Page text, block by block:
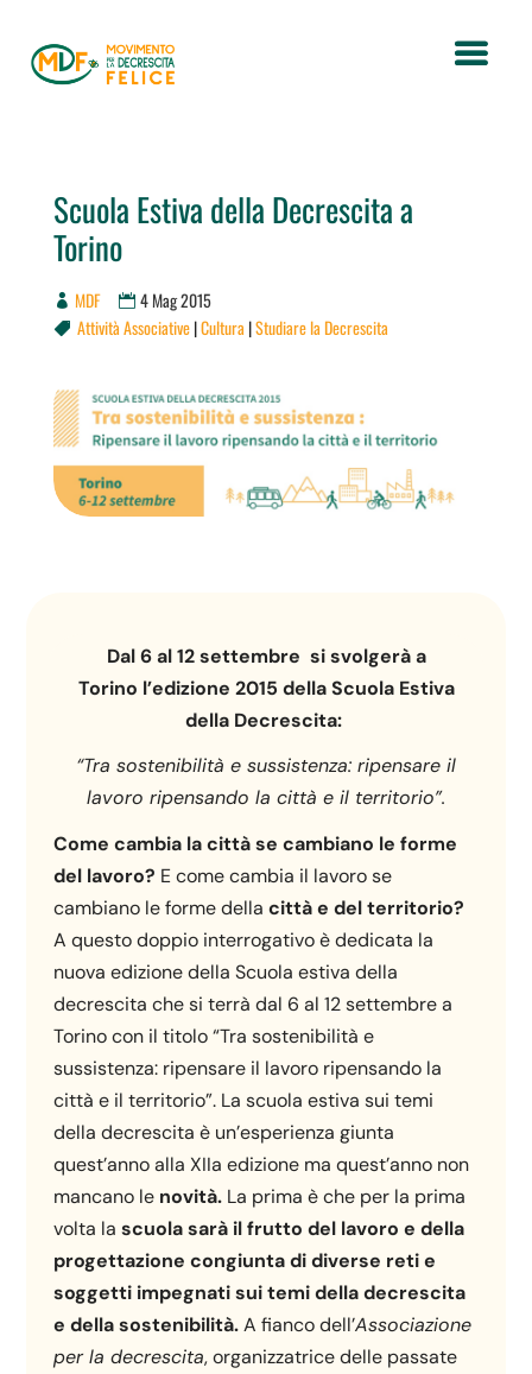
Scuola Estiva della Decrescita a
Torino
MDF 4 Mag 2015
 Attività Associative|Cultura |Studiare la Decrescita
Dal 6 al 12 settembre si svolgerà a
Torino l’edizione 2015 della Scuola Estiva
della Decrescita:
“Tra sostenibilità e sussistenza: ripensare il
lavoro ripensando la città e il territorio”.
Come cambia la città se cambiano le forme
del lavoro? E come cambia il lavoro se
cambiano le forme dellacittà e del territorio?
A questo doppio interrogativo è dedicata la
nuova edizione della Scuola estiva della
decrescita che si terrà dal 6 al 12 settembre a
Torino con il titolo “Tra sostenibilità e
sussistenza: ripensare il lavoro ripensando la
città e il territorio”. La scuola estiva sui temi
della decrescita è un’esperienza giunta
quest’anno alla XIIa edizione ma quest’anno non
mancano le novità. La prima è che per la prima
volta la scuola sarà il frutto del lavoro e della
progettazione congiunta di diverse reti e
soggetti impegnati sui temi della decrescita
e della sostenibilità.A fianco dell’Associazione
per la decrescita, organizzatrice delle passate